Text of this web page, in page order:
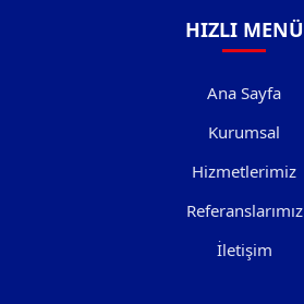
HIZLI MENÜ
Ana Sayfa
Kurumsal
Hizmetlerimiz
Referanslarımız
İletişim